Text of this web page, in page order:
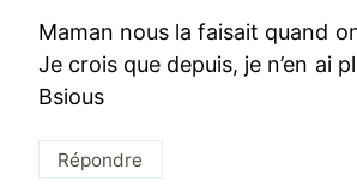
Maman nous la faisait quand
Je crois que depuis, je n’en ai
Bsious
Répondre